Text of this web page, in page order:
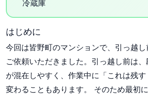
冷蔵庫
はじめに
今回は皆野町のマンションで、引っ越
ご依頼いただきました。引っ越し前は
が混在しやすく、作業中に「これは残
変わることもあります。 そのため最初に